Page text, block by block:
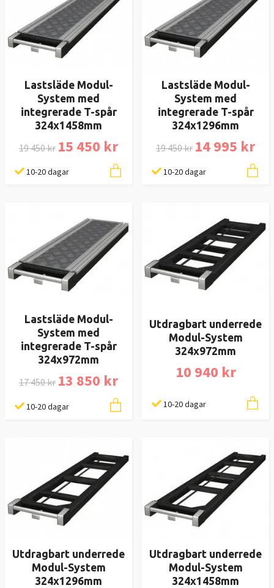
Lastsläde Modul-
System med
integrerade T-spår
324x1458mm
19 450 kr 15 450 kr
10-20 dagar
Lastsläde Modul-
System med
integrerade T-spår
324x1296mm
19 450 kr 14 995 kr
10-20 dagar
Lastsläde Modul-
System med
integrerade T-spår
324x972mm
17 450 kr 13 850 kr
10-20 dagar
Utdragbart underrede
Modul-System
324x972mm
10 940 kr
10-20 dagar
Utdragbart underrede
Modul-System
324x1296mm
Utdragbart underrede
Modul-System
324x1458mm